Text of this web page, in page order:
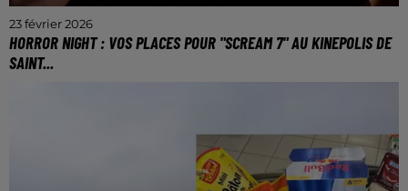
23 février 2026
HORROR NIGHT : VOS PLACES POUR "SCREAM 7" AU KINEPOLIS DE
SAINT...